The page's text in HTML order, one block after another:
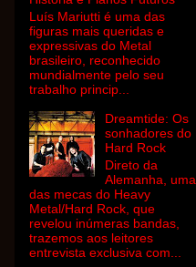
Luís Mariutti é uma das
figuras mais queridas e
expressivas do Metal
brasileiro, reconhecido
mundialmente pelo seu
trabalho princip...
Dreamtide: Os
sonhadores do
Hard Rock
Direto da
Alemanha, uma
das mecas do Heavy
Metal/Hard Rock, que
revelou inúmeras bandas,
trazemos aos leitores
entrevista exclusiva com...